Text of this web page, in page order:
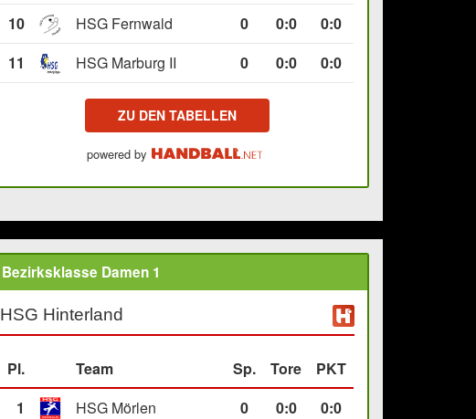
10
HSG Fernwald 0 0:0
0:0
11
HSG Marburg II 0 0:0 0:0
ZU DEN TABELLEN
powered by
Bezirksklasse Damen 1
HSG Hinterland
Pl. Team Sp. Tore
PKT
1
HSG Mörlen 0 0:0
0:0